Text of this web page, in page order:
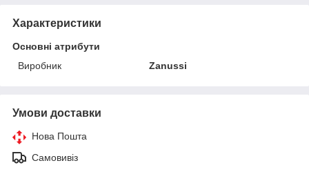
Характеристики
Основні атрибути
Виробник
Zanussi
Умови доставки
Нова Пошта
Самовивіз